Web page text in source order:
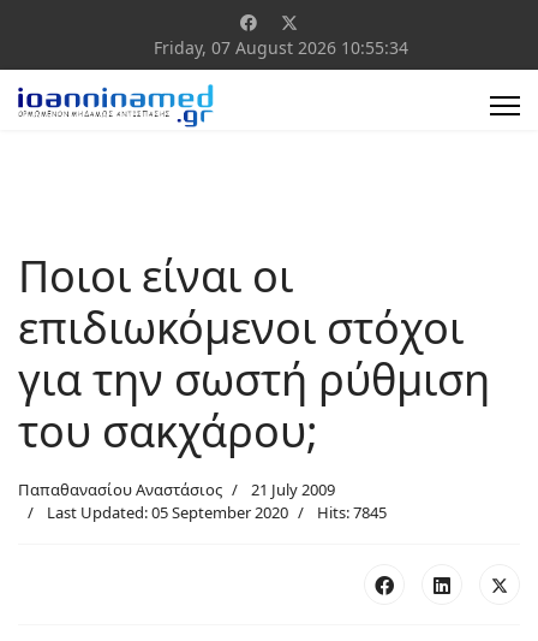
Friday, 07 August 2026 10:55:35
Ποιοι είναι οι
επιδιωκόμενοι στόχοι
για την σωστή ρύθμιση
του σακχάρου;
Παπαθανασίου Αναστάσιος
21 July 2009
Last Updated: 05 September 2020
Hits: 7845